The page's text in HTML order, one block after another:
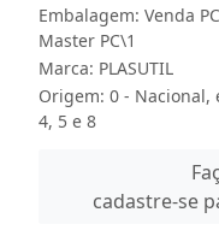
Embalagem: Venda
Master PC\1
Marca: PLASUTIL
Origem: 0 - Nacional,
4, 5 e 8
cadastre-se